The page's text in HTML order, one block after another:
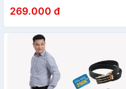
269.000 đ